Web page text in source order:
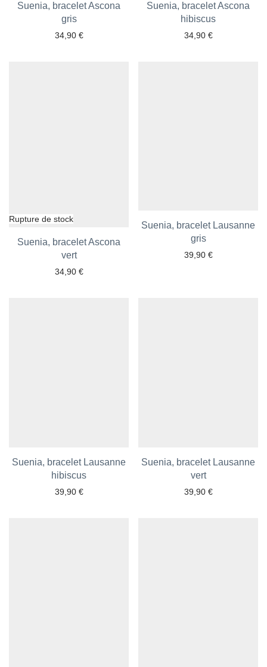
Suenia, bracelet Ascona
gris
34,90 €
Suenia, bracelet Ascona
hibiscus
34,90 €
Suenia, bracelet Ascona
vert
34,90 €
Suenia, bracelet Lausanne
gris
39,90 €
Suenia, bracelet Lausanne
hibiscus
39,90 €
Suenia, bracelet Lausanne
vert
39,90 €